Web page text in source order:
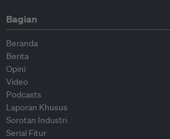
Bagian
Beranda
Berita
Opini
Video
Podcasts
Laporan Khusus
Sorotan Industri
Serial Fitur